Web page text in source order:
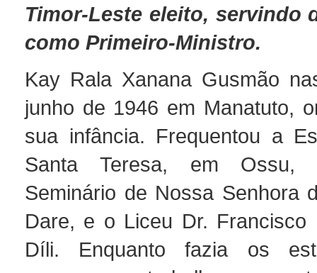
Timor-Leste eleito, servindo
como Primeiro-Ministro.
Kay Rala Xanana Gusmão
junho de 1946 em Manatuto,
sua infância. Frequentou a
Santa Teresa, em Ossu,
Seminário de Nossa Senhora
Dare, e o Liceu Dr. Francisco
Díli. Enquanto fazia os